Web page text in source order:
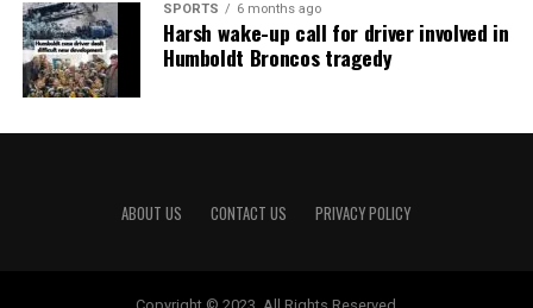
SPORTS 6 months ago
Harsh wake-up call for driver involved in
Humboldt Broncos tragedy
ABOUT US CONTACT US PRIVACY POLICY